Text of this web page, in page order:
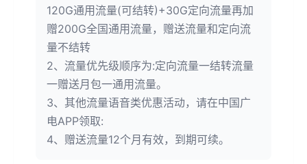
120G通用流量(可结转)+30G定向流量再加
赠200G全国通用流量，赠送流量和定向流
量不结转
2、流量优先级顺序为:定向流量一结转流量
一赠送月包一通用流量。
3、其他流量语音类优惠活动，请在中国广
电APP领取:
4、赠送流量12个月有效，到期可续。